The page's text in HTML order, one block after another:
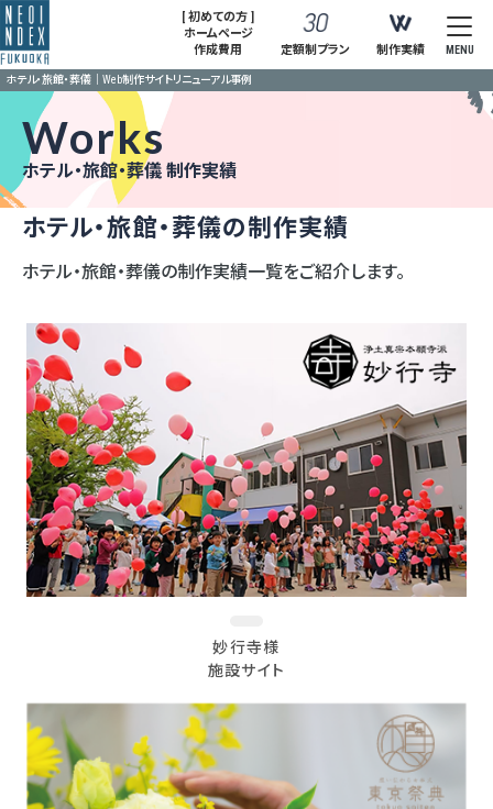
[ 初めての方 ]
ホームページ
作成費用
定額制プラン 制作実績 MENU
ホテル・旅館・葬儀｜Web制作サイトリニューアル事例
Works
ホテル・旅館・葬儀 制作実績
ホテル・旅館・葬儀の制作実績
ホテル・旅館・葬儀の制作実績一覧をご紹介します。
妙行寺様
施設サイト